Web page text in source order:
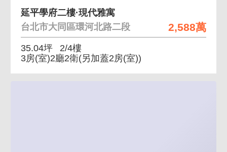
2,588萬
延平學府二樓·現代雅寓
台北市大同區環河北路二段
35.04坪
2/4樓
3房(室)2廳2衛(另加蓋2房(室))